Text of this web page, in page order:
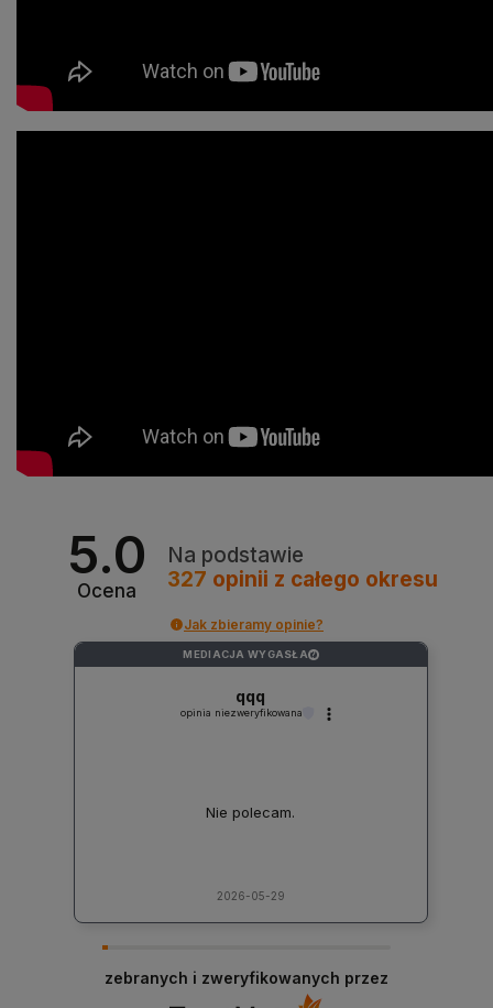
5.0
Ocena
Na podstawie
327 opinii z całego okresu
Jak zbieramy opinie?
MEDIACJA WYGASŁA ?
qqq
opinia niezweryfikowana
Nie polecam.
2026-05-29
zebranych i zweryfikowanych przez